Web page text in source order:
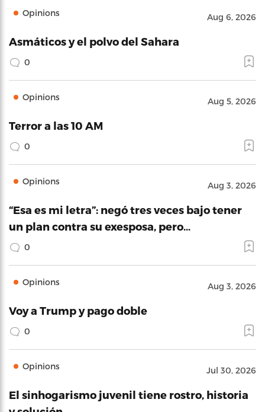
Opinions Aug 6, 2026
Asmáticos y el polvo del Sahara
0
Opinions Aug 5, 2026
Terror a las 10 AM
0
Opinions Aug 3, 2026
“Esa es mi letra”: negó tres veces bajo tener
un plan contra su exesposa, pero…
0
Opinions Aug 3, 2026
Voy a Trump y pago doble
0
Opinions Jul 30, 2026
El sinhogarismo juvenil tiene rostro, historia